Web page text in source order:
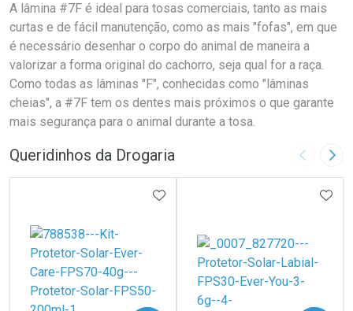
A lâmina #7F é ideal para tosas comerciais, tanto as mais
curtas e de fácil manutenção, como as mais "fofas", em que
é necessário desenhar o corpo do animal de maneira a
valorizar a forma original do cachorro, seja qual for a raça.
Como todas as lâminas "F", conhecidas como "lâminas
cheias", a #7F tem os dentes mais próximos o que garante
mais segurança para o animal durante a tosa.
Queridinhos da Drogaria Imagem
ADICIONAR AOS FAVORITOS